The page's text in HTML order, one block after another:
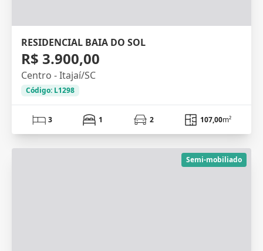
RESIDENCIAL BAIA DO SOL
R$ 3.900,00
Centro - Itajaí/SC
Código: L1298
3 1 2 107,00m²
Semi-mobiliado